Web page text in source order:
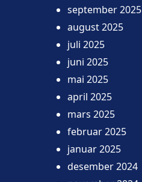
september 2025
august 2025
juli 2025
juni 2025
mai 2025
april 2025
mars 2025
februar 2025
januar 2025
desember 2024